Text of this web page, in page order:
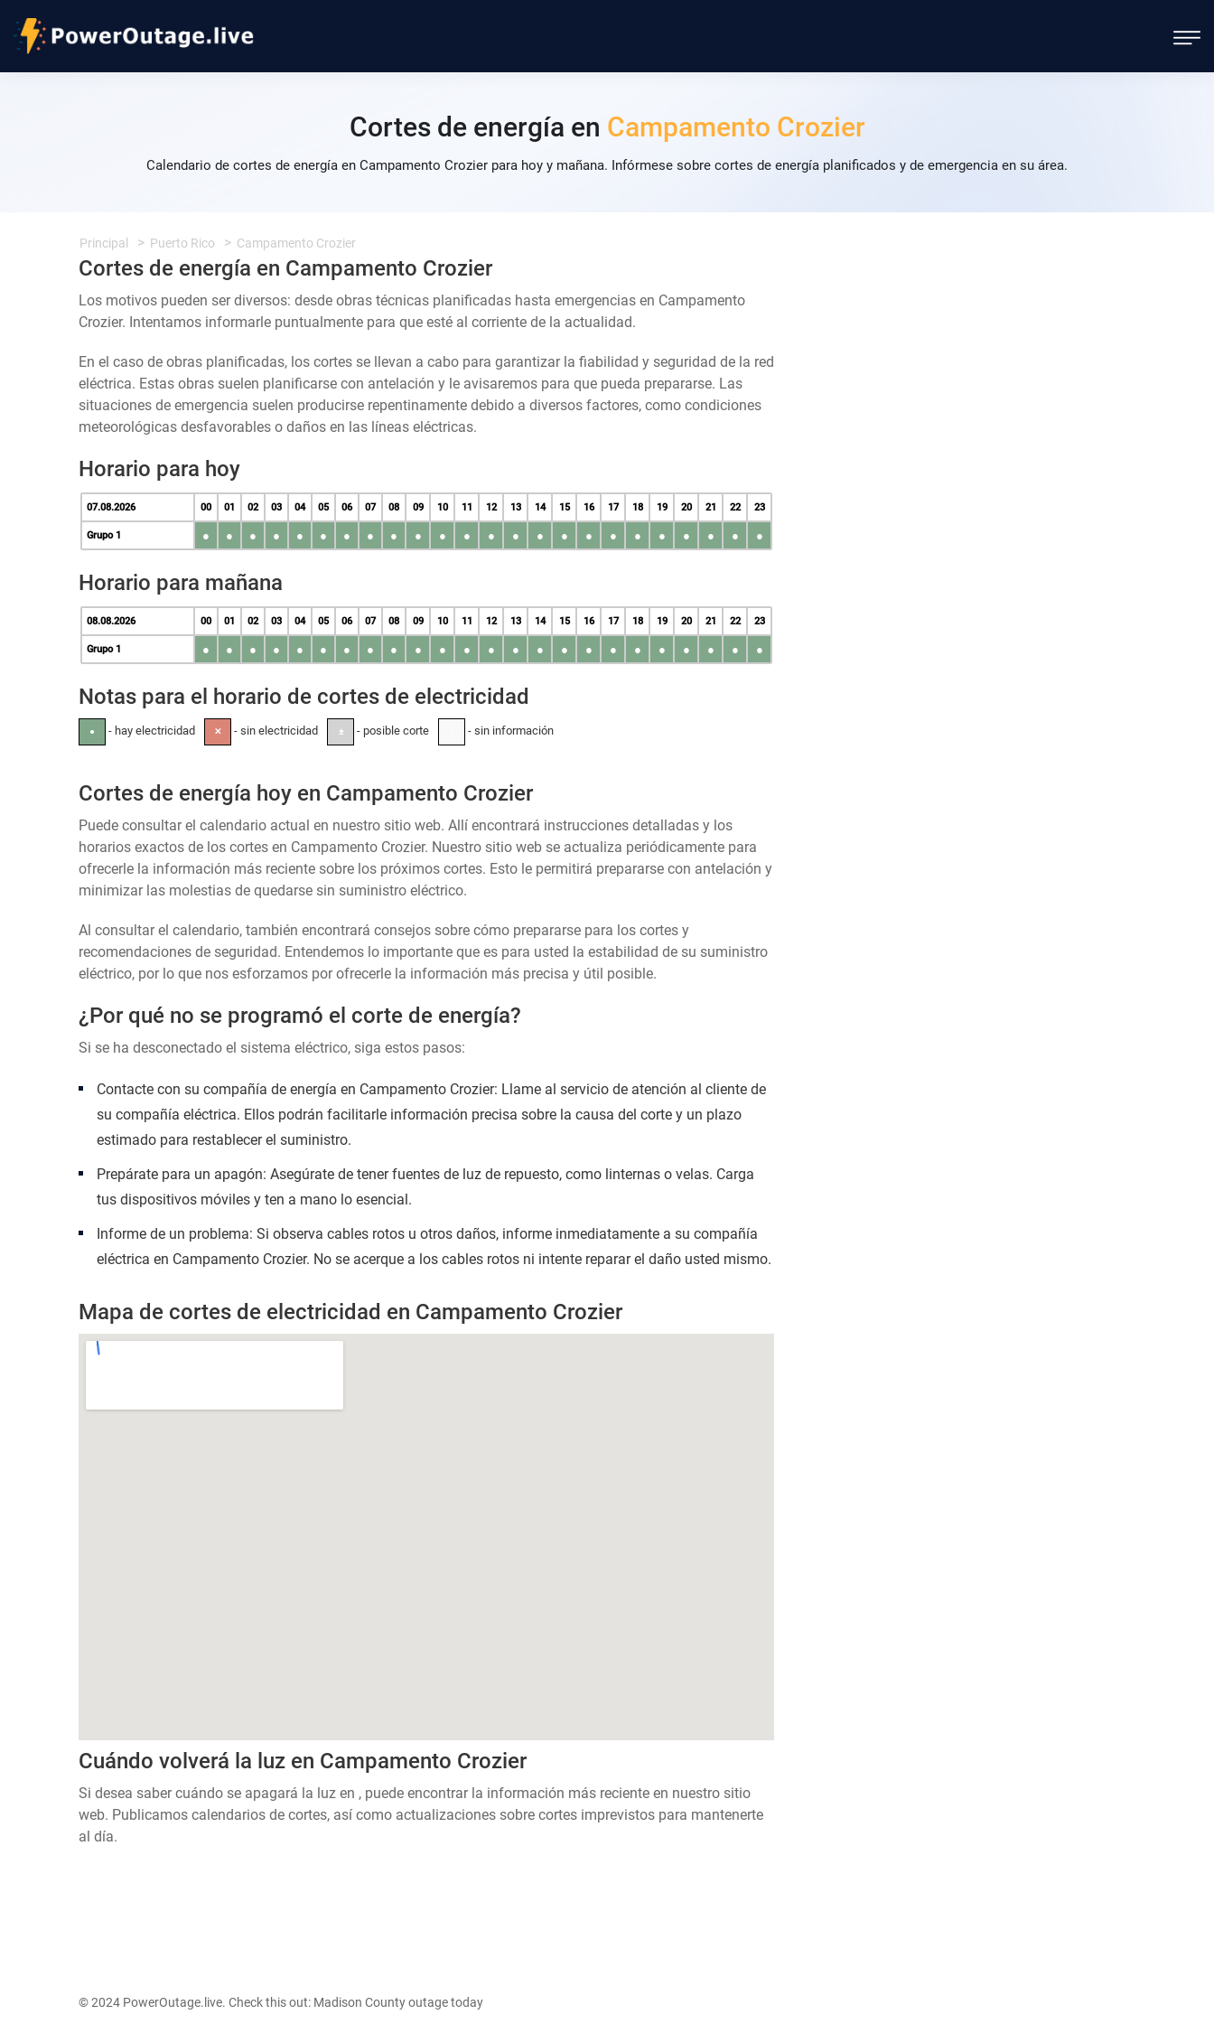
Cortes de energía en Campamento Crozier
Calendario de cortes de energía en Campamento Crozier para hoy y mañana. Infórmese sobre cortes de energía planificados y de emergencia en su área.
Principal Puerto Rico Campamento Crozier
Cortes de energía en Campamento Crozier
Los motivos pueden ser diversos: desde obras técnicas planificadas hasta emergencias en Campamento
Crozier. Intentamos informarle puntualmente para que esté al corriente de la actualidad.
En el caso de obras planificadas, los cortes se llevan a cabo para garantizar la fiabilidad y seguridad de la red
eléctrica. Estas obras suelen planificarse con antelación y le avisaremos para que pueda prepararse. Las
situaciones de emergencia suelen producirse repentinamente debido a diversos factores, como condiciones
meteorológicas desfavorables o daños en las líneas eléctricas.
Horario para hoy
07.08.2026 00 01 02 03 04 05 06 07 08 09 10 11 12 13 14 15 16 17 18 19 20 21 22 23
Grupo 1 ● ● ● ● ● ● ● ● ● ● ● ● ● ● ● ● ● ● ● ● ● ● ● ●
Horario para mañana
08.08.2026 00 01 02 03 04 05 06 07 08 09 10 11 12 13 14 15 16 17 18 19 20 21 22 23
Grupo 1 ● ● ● ● ● ● ● ● ● ● ● ● ● ● ● ● ● ● ● ● ● ● ● ●
Notas para el horario de cortes de electricidad
● - hay electricidad ✕ - sin electricidad ± - posible corte - sin información
Cortes de energía hoy en Campamento Crozier
Puede consultar el calendario actual en nuestro sitio web. Allí encontrará instrucciones detalladas y los
horarios exactos de los cortes en Campamento Crozier. Nuestro sitio web se actualiza periódicamente para
ofrecerle la información más reciente sobre los próximos cortes. Esto le permitirá prepararse con antelación y
minimizar las molestias de quedarse sin suministro eléctrico.
Al consultar el calendario, también encontrará consejos sobre cómo prepararse para los cortes y
recomendaciones de seguridad. Entendemos lo importante que es para usted la estabilidad de su suministro
eléctrico, por lo que nos esforzamos por ofrecerle la información más precisa y útil posible.
¿Por qué no se programó el corte de energía?
Si se ha desconectado el sistema eléctrico, siga estos pasos:
Contacte con su compañía de energía en Campamento Crozier: Llame al servicio de atención al cliente de
su compañía eléctrica. Ellos podrán facilitarle información precisa sobre la causa del corte y un plazo
estimado para restablecer el suministro.
Prepárate para un apagón: Asegúrate de tener fuentes de luz de repuesto, como linternas o velas. Carga
tus dispositivos móviles y ten a mano lo esencial.
Informe de un problema: Si observa cables rotos u otros daños, informe inmediatamente a su compañía
eléctrica en Campamento Crozier. No se acerque a los cables rotos ni intente reparar el daño usted mismo.
Mapa de cortes de electricidad en Campamento Crozier
Cuándo volverá la luz en Campamento Crozier
Si desea saber cuándo se apagará la luz en , puede encontrar la información más reciente en nuestro sitio
web. Publicamos calendarios de cortes, así como actualizaciones sobre cortes imprevistos para mantenerte
al día.
© 2024 PowerOutage.live. Check this out: Madison County outage today